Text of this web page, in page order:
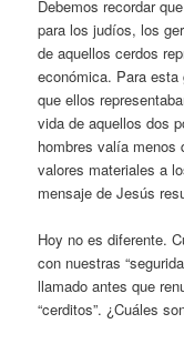
Debemos recordar
para los judíos, los
de aquellos cerdos
económica. Para
que ellos
vida de aquellos dos
hombres valía menos
valores materiales a
mensaje de Jesús
Hoy no es diferente.
con nuestras
llamado antes que
“cerditos”. ¿Cuáles